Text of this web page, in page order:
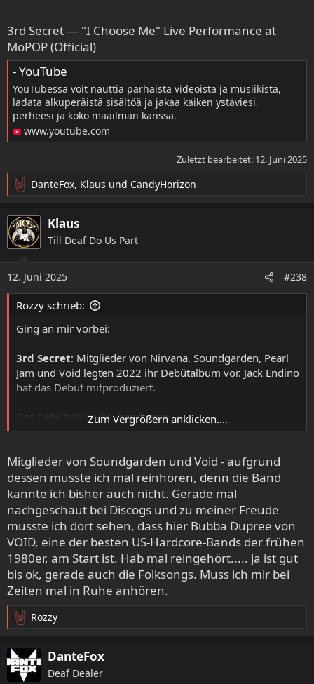
3rd Secret — "I Choose Me" Live Performance at
MoPOP (Official)
- YouTube
YouTubessa voit nauttia parhaista videoista ja musiikista,
ladata alkuperäistä sisältöä ja jakaa kaiken ystäviesi,
perheesi ja koko maailman kanssa.
www.youtube.com
Zuletzt bearbeitet: 12. Juni 2025
R
e
a
k
t
n
e
n
DanteFox, Klaus und CandyHorizon
Klaus
Till Deaf Do Us Part
12. Juni 2025 #238
Rozzy schrieb:
Ging an mir vorbei:
3rd Secret: Mitglieder von Nirvana, Soundgarden, Pearl
Jam und Void legten 2022 ihr Debütalbum vor. Jack Endino
hat das Debüt mitproduziert.
Das Debütalbum bei bandcamp:
11 track album
3rdsecret.bandcamp.com
2023 wurde ein weiteres Album veröffentlicht, mit
weniger Folkeinfluss: The 2nd 3rd Secret. Jack Endino war
auch beim zweiten Album beteiligt. Beim Song “So Close”
wird er als Co-Autor angegeben.
3rd Secret "Lies Fade Away" (Live in-studio)
- YouTube
YouTubessa voit nauttia parhaista videoista ja musiikista,
ladata alkuperäistä sisältöä ja jakaa kaiken ystäviesi,
perheesi ja koko maailman kanssa.
www.youtube.com
Zum Vergrößern anklicken....
Mitglieder von Soundgarden und Void - aufgrund
dessen musste ich mal reinhören, denn die Band
kannte ich bisher auch nicht. Gerade mal
nachgeschaut bei Discogs und zu meiner Freude
musste ich dort sehen, dass hier Bubba Dupree von
VOID, eine der besten US-Hardcore-Bands der frühen
1980er, am Start ist. Hab mal reingehört..... ja ist gut
bis ok, gerade auch die Folksongs. Muss ich mir bei
Zeiten mal in Ruhe anhören.
R
e
a
k
t
Rozzy
DanteFox
Deaf Dealer